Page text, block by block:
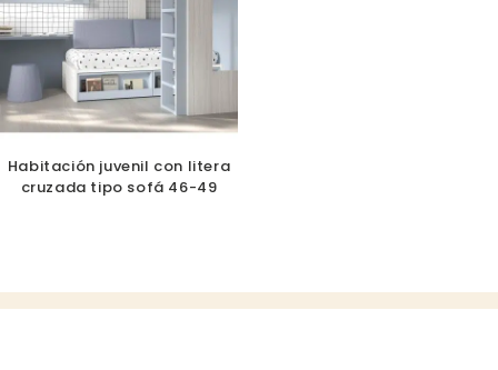
Habitación juvenil con litera
cruzada tipo sofá 46-49